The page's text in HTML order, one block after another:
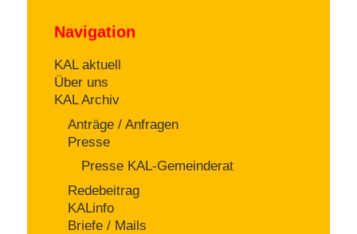
Navigation
KAL aktuell
Über uns
KAL Archiv
Anträge / Anfragen
Presse
Presse KAL-Gemeinderat
Redebeitrag
KALinfo
Briefe / Mails